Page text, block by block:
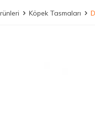
Köpek Tasmaları